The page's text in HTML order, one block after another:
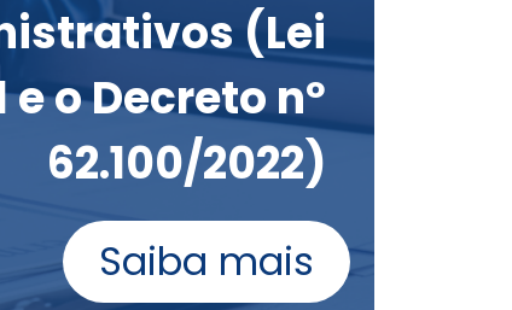
(Lei
e o Decreto nº
62.100/2022)
Saiba mais